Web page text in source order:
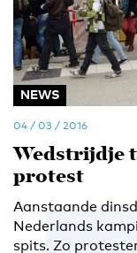
NEWS
04 / 03 / 2016
Wedstrijdje
protest
Aanstaande
Nederlands
spits. Zo